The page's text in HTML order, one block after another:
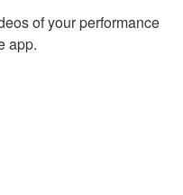
of your performance
app.